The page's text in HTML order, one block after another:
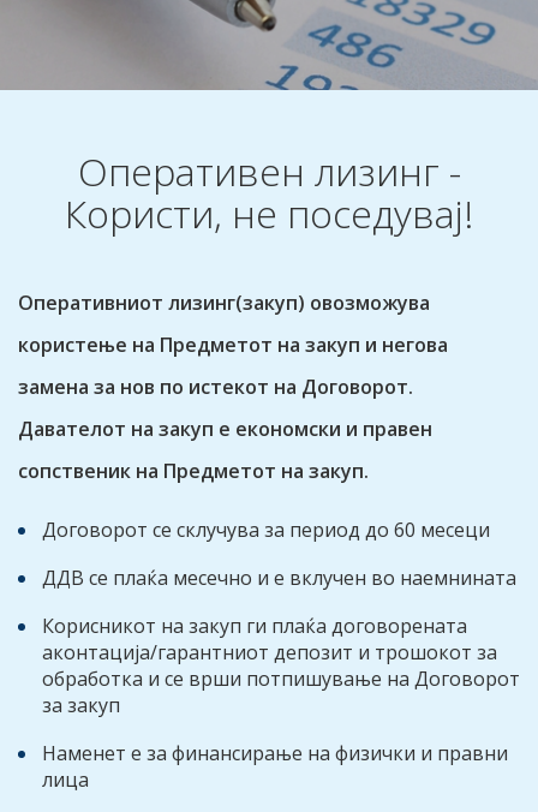
Оперативен лизинг -
Користи, не поседувај!
Оперативниот лизинг(закуп) овозможува
користење на Предметот на закуп и негова
замена за нов по истекот на Договорот.
Давателот на закуп е економски и правен
сопственик на Предметот на закуп.
Договорот се склучува за период до 60 месеци
ДДВ се плаќа месечно и е вклучен во наемнината
Корисникот на закуп ги плаќа договорената
аконтација/гарантниот депозит и трошокот за
обработка и се врши потпишување на Договорот
за закуп
Наменет е за финансирање на физички и правни
лица